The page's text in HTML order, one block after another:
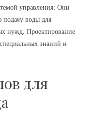
управления; Они
подачу воды для
нужд. Проектирование
знаний и
для